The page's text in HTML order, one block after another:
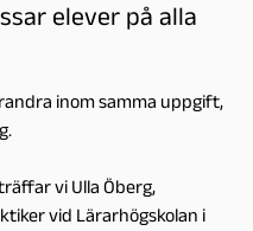
elever på alla
inom samma uppgift,
vi Ulla Öberg,
vid Lärarhögskolan i